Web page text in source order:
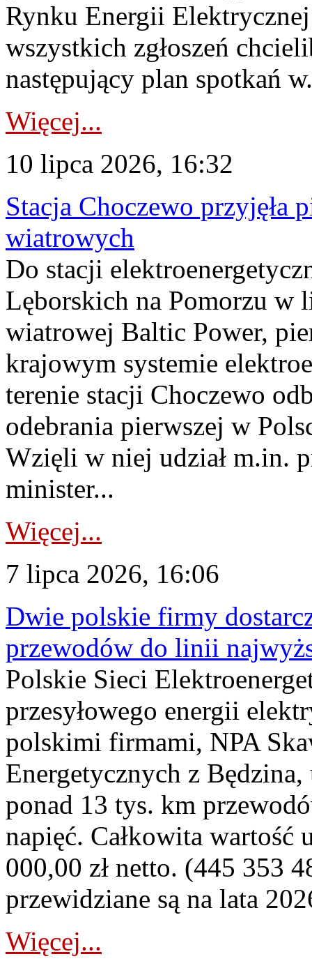
Rynku Energii
wszystkich zgłoszeń
następujący plan spotkań
Więcej...
10 lipca 2026, 16:32
Stacja Choczewo przyjęła
wiatrowych
Do stacji
Lęborskich na Pomorzu w
wiatrowej Baltic Power,
krajowym systemie
terenie stacji Choczewo
odebrania pierwszej w
Wzięli w niej udział m.in.
minister...
Więcej...
7 lipca 2026, 16:06
Dwie polskie firmy
przewodów do linii
Polskie Sieci
przesyłowego energii
polskimi firmami, NPA
Energetycznych z
ponad 13 tys. km
napięć. Całkowita
000,00 zł netto. (445 353
przewidziane są na lata
Więcej...